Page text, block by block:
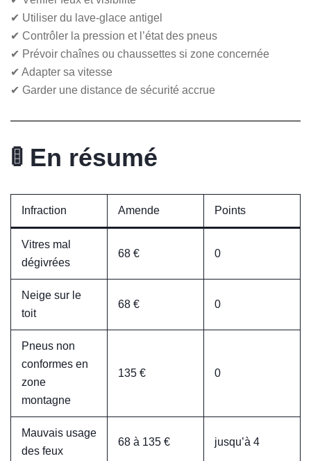
✔ Utiliser du lave-glace antigel
✔ Contrôler la pression et l’état des pneus
✔ Prévoir chaînes ou chaussettes si zone concernée
✔ Adapter sa vitesse
✔ Garder une distance de sécurité accrue
🚦 En résumé
Infraction Amende Points
Vitres mal
dégivrées
68 € 0
Neige sur le
toit
68 € 0
Pneus non
conformes en
zone
montagne
135 € 0
Mauvais usage
des feux
68 à 135 € jusqu’à 4